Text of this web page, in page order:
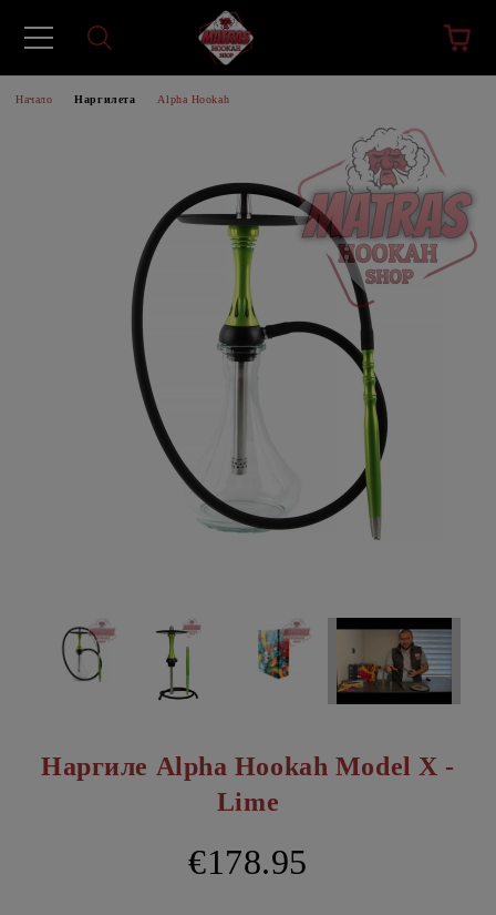
Начало Наргилета Alpha Hookah
Наргиле Alpha Hookah Model X -
Lime
€178.95